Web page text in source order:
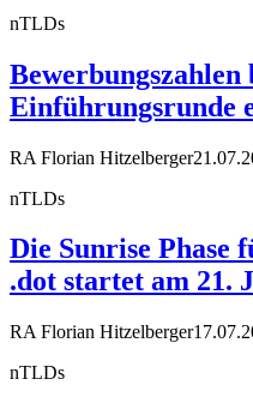
nTLDs
Bewerbungszahlen
Einführungsrunde
RA Florian Hitzelberger
nTLDs
Die Sunrise Phase
.dot startet am 21.
RA Florian Hitzelberger
nTLDs